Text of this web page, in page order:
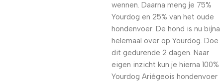
wennen. Daarna meng je 75%
Yourdog en 25% van het oude
hondenvoer. De hond is nu bijna
helemaal over op Yourdog. Doe
dit gedurende 2 dagen. Naar
eigen inzicht kun je hierna 100%
Yourdog Ariégeois hondenvoer